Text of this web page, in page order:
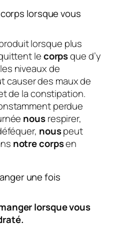
lorsque vous
lorsque plus
lecorpsque d’y
niveaux de
causer des maux de
de la constipation.
perdue
nousrespirer,
nouspeut
notre corpsen
une fois
lorsque vous